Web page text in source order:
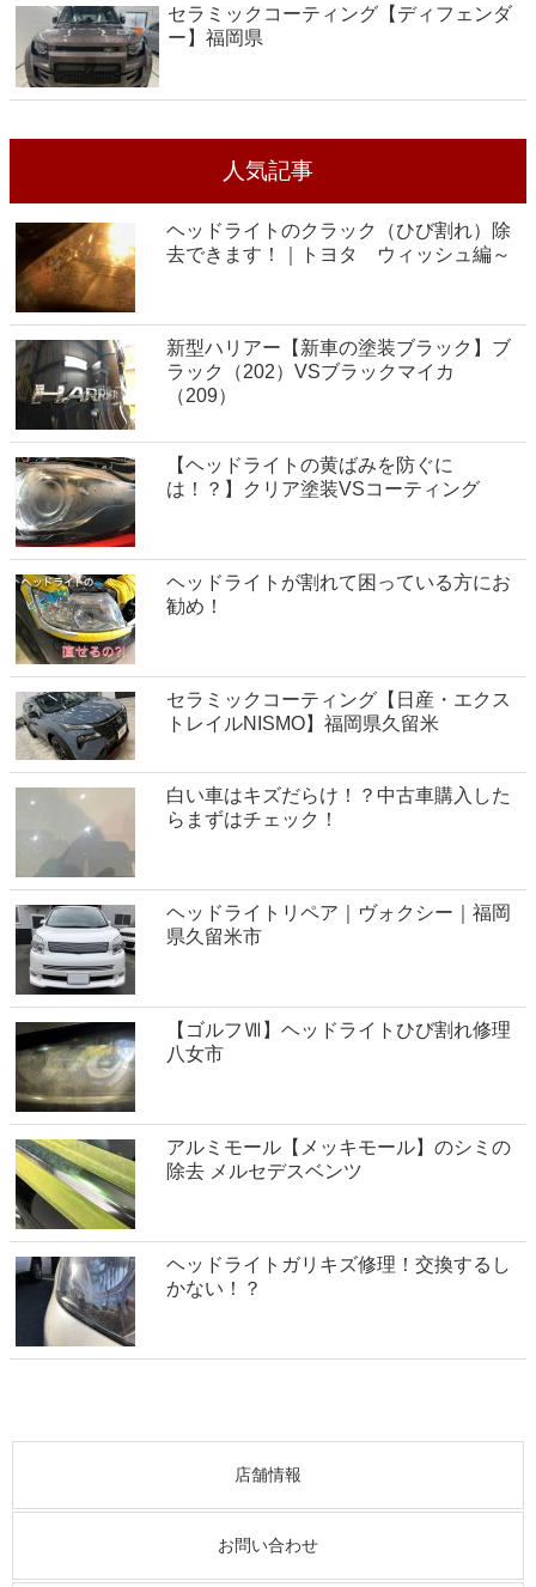
セラミックコーティング【ディフェンダ
ー】福岡県
人気記事
ヘッドライトのクラック（ひび割れ）除
去できます！｜トヨタ ウィッシュ編～
新型ハリアー【新車の塗装ブラック】ブ
ラック（202）VSブラックマイカ
（209）
【ヘッドライトの黄ばみを防ぐに
は！？】クリア塗装VSコーティング
ヘッドライトが割れて困っている方にお
勧め！
セラミックコーティング【日産・エクス
トレイルNISMO】福岡県久留米
白い車はキズだらけ！？中古車購入した
らまずはチェック！
ヘッドライトリペア｜ヴォクシー｜福岡
県久留米市
【ゴルフⅦ】ヘッドライトひび割れ修理
八女市
アルミモール【メッキモール】のシミの
除去 メルセデスベンツ
ヘッドライトガリキズ修理！交換するし
かない！？
店舗情報
お問い合わせ